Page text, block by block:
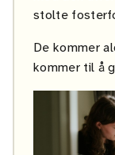
stolte
De kommer
kommer til å